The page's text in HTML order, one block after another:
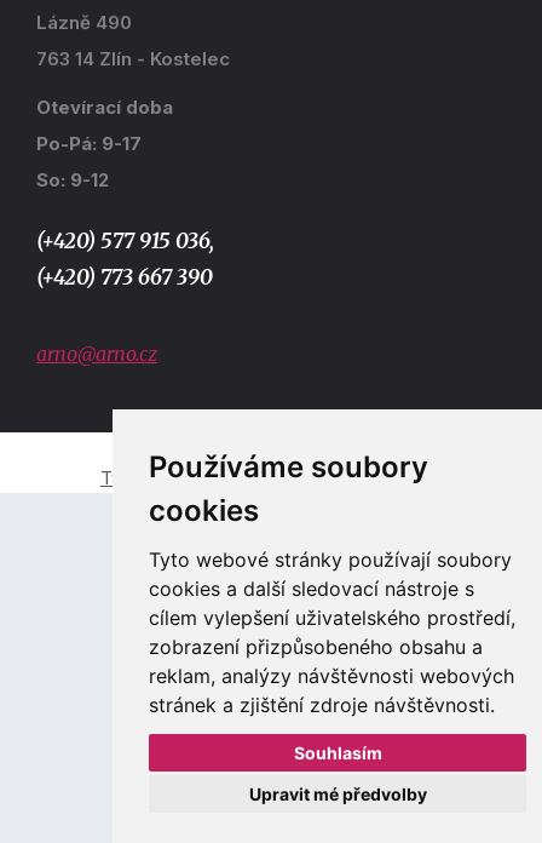
Používáme soubory
cookies
Tyto webové stránky používají soubory
cookies a další sledovací nástroje s
cílem vylepšení uživatelského prostředí,
zobrazení přizpůsobeného obsahu a
reklam, analýzy návštěvnosti webových
stránek a zjištění zdroje návštěvnosti.
Souhlasím
Upravit mé předvolby
Lázně 490
763 14 Zlín - Kostelec
Otevírací doba
Po-Pá: 9-17
So: 9-12
(+420) 577 915 036,
(+420) 773 667 390
arno@arno.cz
Tvorba e-shopů a webových stránek Zlín